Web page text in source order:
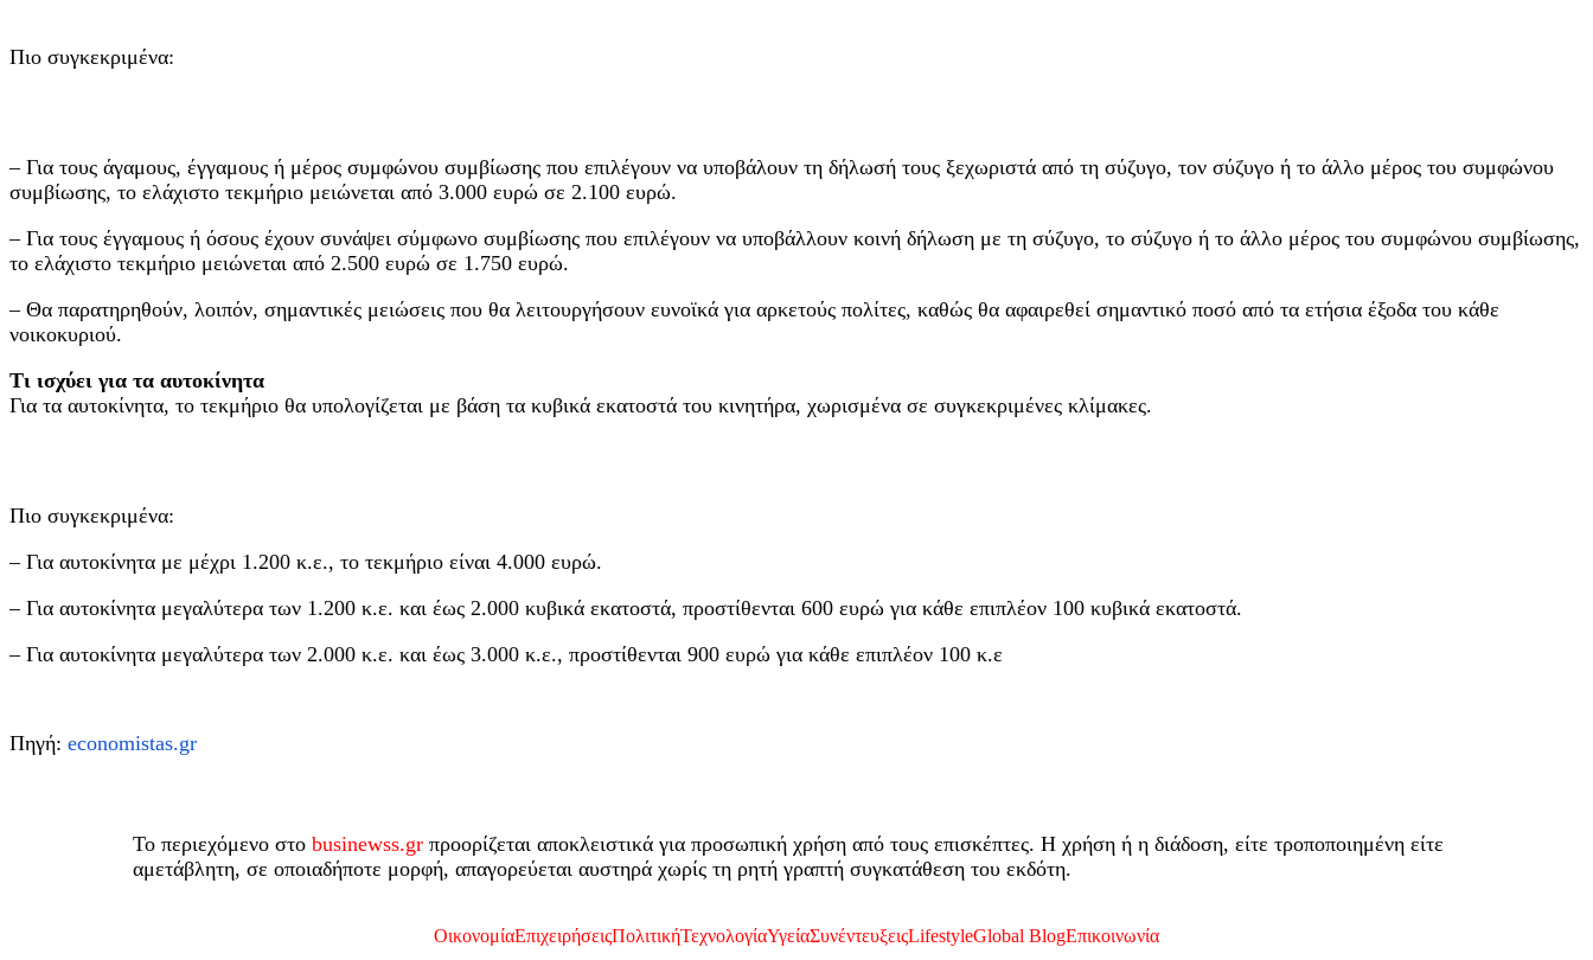
Πιο συγκεκριμένα:
– Για τους άγαμους, έγγαμους ή μέρος συμφώνου συμβίωσης που επιλέγουν να υποβάλουν τη δήλωσή τους ξεχωριστά από τη σύζυγο, τον σύζυγο ή το άλλο μέρος του συμφώνου
συμβίωσης, το ελάχιστο τεκμήριο μειώνεται από 3.000 ευρώ σε 2.100 ευρώ.
– Για τους έγγαμους ή όσους έχουν συνάψει σύμφωνο συμβίωσης που επιλέγουν να υποβάλλουν κοινή δήλωση με τη σύζυγο, το σύζυγο ή το άλλο μέρος του συμφώνου συμβίωσης,
το ελάχιστο τεκμήριο μειώνεται από 2.500 ευρώ σε 1.750 ευρώ.
– Θα παρατηρηθούν, λοιπόν, σημαντικές μειώσεις που θα λειτουργήσουν ευνοϊκά για αρκετούς πολίτες, καθώς θα αφαιρεθεί σημαντικό ποσό από τα ετήσια έξοδα του κάθε
νοικοκυριού.
Τι ισχύει για τα αυτοκίνητα
Για τα αυτοκίνητα, το τεκμήριο θα υπολογίζεται με βάση τα κυβικά εκατοστά του κινητήρα, χωρισμένα σε συγκεκριμένες κλίμακες.
Πιο συγκεκριμένα:
– Για αυτοκίνητα με μέχρι 1.200 κ.ε., το τεκμήριο είναι 4.000 ευρώ.
– Για αυτοκίνητα μεγαλύτερα των 1.200 κ.ε. και έως 2.000 κυβικά εκατοστά, προστίθενται 600 ευρώ για κάθε επιπλέον 100 κυβικά εκατοστά.
– Για αυτοκίνητα μεγαλύτερα των 2.000 κ.ε. και έως 3.000 κ.ε., προστίθενται 900 ευρώ για κάθε επιπλέον 100 κ.ε
Πηγή: economistas.gr
Το περιεχόμενο στο businewss.gr προορίζεται αποκλειστικά για προσωπική χρήση από τους επισκέπτες. Η χρήση ή η διάδοση, είτε τροποποιημένη είτε
αμετάβλητη, σε οποιαδήποτε μορφή, απαγορεύεται αυστηρά χωρίς τη ρητή γραπτή συγκατάθεση του εκδότη.
ΟικονομίαΕπιχειρήσειςΠολιτικήΤεχνολογίαΥγείαΣυνέντευξειςLifestyleGlobal BlogΕπικοινωνία